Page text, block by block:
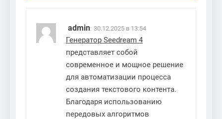
admin: 30.12.2025 в 13:54
Генератор Seedream 4
представляет собой
современное и мощное решение
для автоматизации процесса
создания текстового контента.
Благодаря использованию
передовых алгоритмов